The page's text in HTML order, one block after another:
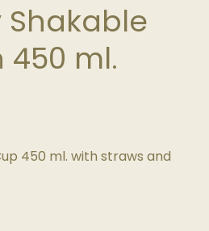
Shakable
450 ml.
450 ml. with straws and